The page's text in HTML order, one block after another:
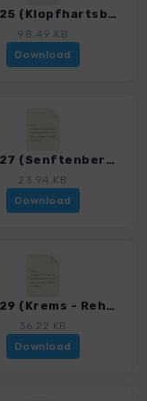
Tour 25 (Klopfhartsberg)_4050_2.gpx
98.49 KB
Download
Tour 27 (Senftenberg-Runde)_4050_2.gpx
23.94 KB
Download
Tour 29 (Krems - Rehberg)_4050_2.gpx
36.22 KB
Download